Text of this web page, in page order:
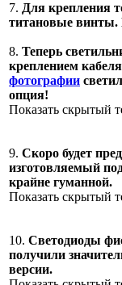
7. Для крепления
титановые винты.
8. Теперь
креплением
фотографии
опция!
Показать скрытый
9. Скоро будет
изготовляемый
крайне гуманной.
Показать скрытый
10. Светодиоды
получили
версии.